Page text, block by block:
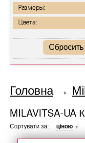
Размеры:
Цвета:
Сбросить
Головна→
MILAVITSA-UA
Сортувати за: ціною ▼